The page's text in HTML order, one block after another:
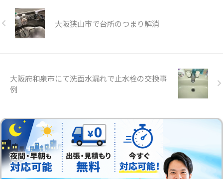
大阪狭山市で台所のつまり解消
大阪府和泉市にて洗面水漏れで止水栓の交換事
例